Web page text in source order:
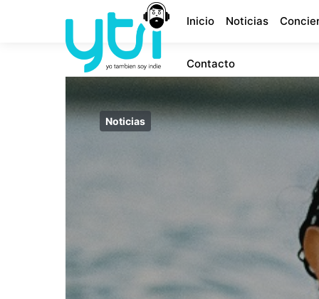
Inicio Noticias
Contacto
Noticias